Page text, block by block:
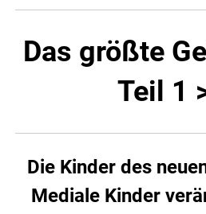
Das größte
Teil 1
Die Kinder des
Mediale Kinder